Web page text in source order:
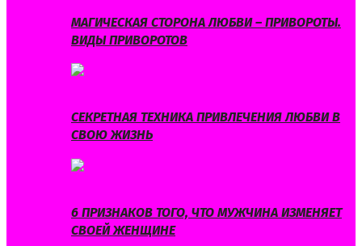
МАГИЧЕСКАЯ СТОРОНА ЛЮБВИ – ПРИВОРОТЫ.
ВИДЫ ПРИВОРОТОВ
СЕКРЕТНАЯ ТЕХНИКА ПРИВЛЕЧЕНИЯ ЛЮБВИ В
СВОЮ ЖИЗНЬ
6 ПРИЗНАКОВ ТОГО, ЧТО МУЖЧИНА ИЗМЕНЯЕТ
СВОЕЙ ЖЕНЩИНЕ